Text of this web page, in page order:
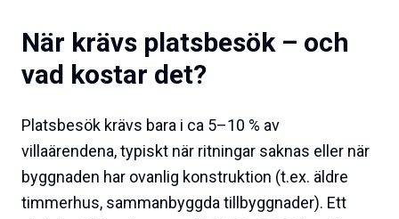
När krävs platsbesök – och
vad kostar det?
Platsbesök krävs bara i ca 5–10 % av
villaärendena, typiskt när ritningar saknas eller när
byggnaden har ovanlig konstruktion (t.ex. äldre
timmerhus, sammanbyggda tillbyggnader). Ett